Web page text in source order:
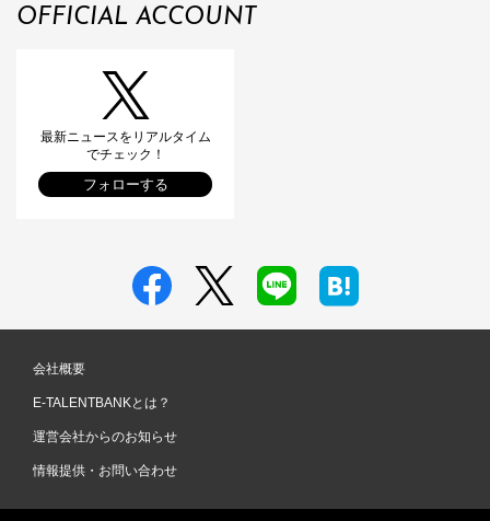
OFFICIAL ACCOUNT
最新ニュースをリアルタイム
でチェック！
フォローする
会社概要
E-TALENTBANKとは？
運営会社からのお知らせ
情報提供・お問い合わせ